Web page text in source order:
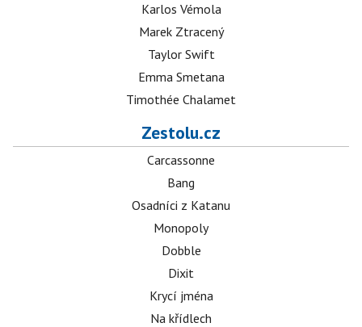
Karlos Vémola
Marek Ztracený
Taylor Swift
Emma Smetana
Timothée Chalamet
Zestolu.cz
Carcassonne
Bang
Osadníci z Katanu
Monopoly
Dobble
Dixit
Krycí jména
Na křídlech